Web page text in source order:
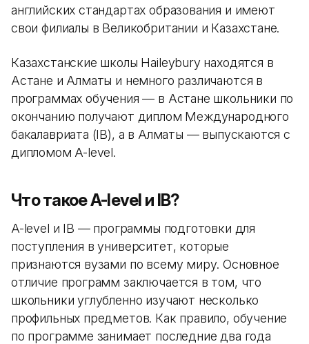
английских стандартах образования и имеют
свои филиалы в Великобритании и Казахстане.
Казахстанские школы Haileybury находятся в
Астане и Алматы и немного различаются в
программах обучения — в Астане школьники по
окончанию получают диплом Международного
бакалавриата (IB), а в Алматы — выпускаются с
дипломом A-level.
Что такое A-level и IB?
A-level и IB — программы подготовки для
поступления в университет, которые
признаются вузами по всему миру. Основное
отличие программ заключается в том, что
школьники углубленно изучают несколько
профильных предметов. Как правило, обучение
по программе занимает последние два года